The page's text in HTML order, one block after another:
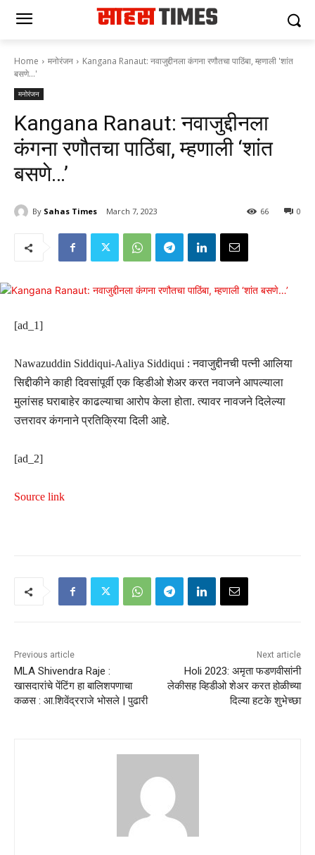
Home मनोरंजन
Kangana Ranaut: नवाजुद्दीनला कंगना रणौतचा पाठिंबा, म्हणाली 'शांत
बसणे...'
मनोरंजन
Kangana Ranaut: नवाजुद्दीनला
कंगना रणौतचा पाठिंबा, म्हणाली ‘शांत
बसणे…’
By Sahas Times March 7, 2023 0
66
[ad_1]
Nawazuddin Siddiqui-Aaliya Siddiqui : नवाजुद्दीनची पत्नी आलिया
सिद्दीकीने काही दिवसांपूर्वी एक व्हिडीओ शेअर करत नवाजने आपल्याला
मुलांसह घराबाहेर काढल्याचा आरोप केला होता. त्यावर नावजने दिलेल्या
उत्तरावर कंगनाने प्रतिक्रिया दिली आहे.
[ad_2]
Source link
Previous article
MLA Shivendra Raje :
खासदारांचे पेंटिंग हा बालिशपणाचा
कळस : आ.शिवेंद्रराजे भोसले | पुढारी
Next article
Holi 2023: अमृता फडणवीसांनी
लेकीसह व्हिडीओ शेअर करत होळीच्या
दिल्या हटके शुभेच्छा